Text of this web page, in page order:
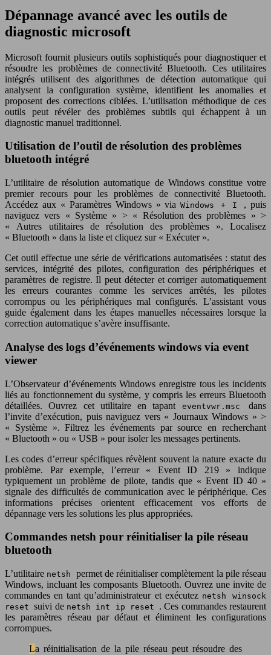
Dépannage avancé avec les outils de
diagnostic microsoft
Microsoft fournit plusieurs outils sophistiqués pour diagnostiquer et
résoudre les problèmes de connectivité Bluetooth. Ces utilitaires
intégrés utilisent des algorithmes de détection automatique qui
analysent la configuration système, identifient les anomalies et
proposent des corrections ciblées. L’utilisation méthodique de ces
outils peut révéler des problèmes subtils qui échappent à un
diagnostic manuel traditionnel.
Utilisation de l’outil de résolution des problèmes
bluetooth intégré
L’utilitaire de résolution automatique de Windows constitue votre
premier recours pour les problèmes de connectivité Bluetooth.
Accédez aux « Paramètres Windows » viaWindows + I , puis
naviguez vers « Système » > « Résolution des problèmes » >
« Autres utilitaires de résolution des problèmes ». Localisez
« Bluetooth » dans la liste et cliquez sur « Exécuter ».
Cet outil effectue une série de vérifications automatisées : statut des
services, intégrité des pilotes, configuration des périphériques et
paramètres de registre. Il peut détecter et corriger automatiquement
les erreurs courantes comme les services arrêtés, les pilotes
corrompus ou les périphériques mal configurés. L’assistant vous
guide également dans les étapes manuelles nécessaires lorsque la
correction automatique s’avère insuffisante.
Analyse des logs d’événements windows via event
viewer
L’Observateur d’événements Windows enregistre tous les incidents
liés au fonctionnement du système, y compris les erreurs Bluetooth
détaillées. Ouvrez cet utilitaire en tapant eventvwr.mscdans
l’invite d’exécution, puis naviguez vers « Journaux Windows » >
« Système ». Filtrez les événements par source en recherchant
« Bluetooth » ou « USB » pour isoler les messages pertinents.
Les codes d’erreur spécifiques révèlent souvent la nature exacte du
problème. Par exemple, l’erreur « Event ID 219 » indique
typiquement un problème de pilote, tandis que « Event ID 40 »
signale des difficultés de communication avec le périphérique. Ces
informations précises orientent efficacement vos efforts de
dépannage vers les solutions les plus appropriées.
Commandes netsh pour réinitialiser la pile réseau
bluetooth
L’utilitaire netsh permet de réinitialiser complètement la pile réseau
Windows, incluant les composants Bluetooth. Ouvrez une invite de
commandes en tant qu’administrateur et exécutez netsh winsock
resetsuivi de netsh int ip reset . Ces commandes restaurent
les paramètres réseau par défaut et éliminent les configurations
corrompues.
La réinitialisation de la pile réseau peut résoudre des